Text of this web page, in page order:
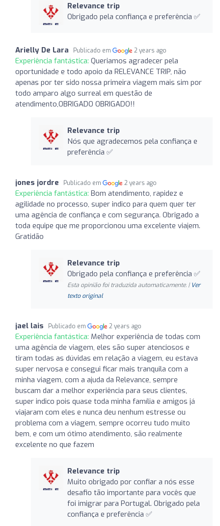
Relevance trip
Obrigado pela confiança e preferência ✅
Arielly De Lara Publicado em 2 years ago
Experiência fantástica: Queriamos agradecer pela
oportunidade e todo apoio da RELEVANCE TRIP, não
apenas por ter sido nossa primeira viagem mais sim por
todo amparo algo surreal em questão de
atendimento,OBRIGADO OBRIGADO!!
Relevance trip
Nós que agradecemos pela confiança e
preferência ✅
jones jordre Publicado em 2 years ago
Experiência fantástica: Bom atendimento, rapidez e
agilidade no processo, super indico para quem quer ter
uma agência de confiança e com segurança. Obrigado a
toda equipe que me proporcionou uma excelente viajem.
Gratidão
Relevance trip
Obrigado pela confiança e preferência ✅
Esta opinião foi traduzida automaticamente. | Ver
texto original
jael lais Publicado em 2 years ago
Experiência fantástica: Melhor experiência de todas com
uma agência de viagem, eles são super atenciosos e
tiram todas as dúvidas em relação a viagem, eu estava
super nervosa e consegui ficar mais tranquila com a
minha viagem, com a ajuda da Relevance, sempre
buscam dar a melhor experiência para seus clientes,
super indico pois quase toda minha família e amigos já
viajaram com eles e nunca deu nenhum estresse ou
problema com a viagem, sempre ocorreu tudo muito
bem, e com um ótimo atendimento, são realmente
excelente no que fazem
Relevance trip
Muito obrigado por confiar a nós esse
desafio tão importante para vocês que
foi imigrar para Portugal. Obrigado pela
confiança e preferência ✅